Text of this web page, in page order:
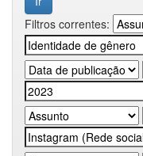
Filtros correntes: